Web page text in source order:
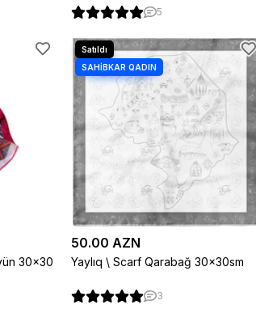
5
30×30
50.00 AZN
Yaylıq \ Scarf Qarabağ 30×30sm
3